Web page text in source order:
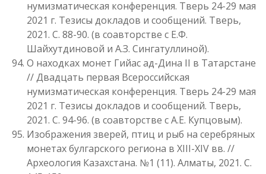
нумизматическая конференция. Тверь 24-29 мая
2021 г. Тезисы докладов и сообщений. Тверь,
2021. С. 88-90. (в соавторстве с Е.Ф.
Шайхутдиновой и А.З. Сингатуллиной).
О находках монет Гийас ад-Дина II в Татарстане
// Двадцать первая Всероссийская
нумизматическая конференция. Тверь 24-29 мая
2021 г. Тезисы докладов и сообщений. Тверь,
2021. С. 94-96. (в соавторстве с А.Е. Купцовым).
Изображения зверей, птиц и рыб на серебряных
монетах булгарского региона в XIII-XIV вв. //
Археология Казахстана. №1 (11). Алматы, 2021. С.